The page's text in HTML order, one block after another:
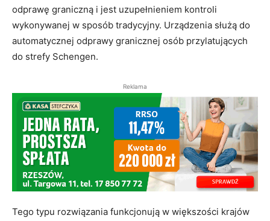
odprawę graniczną i jest uzupełnieniem kontroli
wykonywanej w sposób tradycyjny. Urządzenia służą do
automatycznej odprawy granicznej osób przylatujących
do strefy Schengen.
Reklama
Tego typu rozwiązania funkcjonują w większości krajów